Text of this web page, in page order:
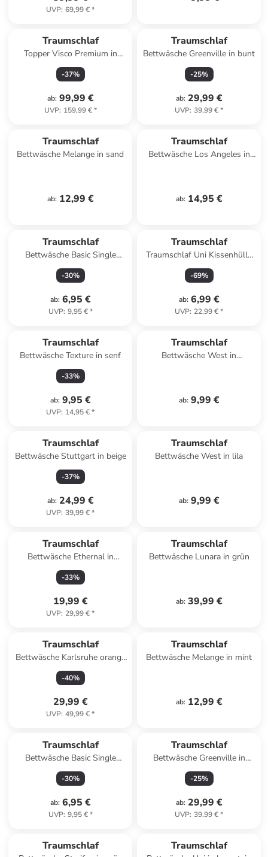
UVP: 69,99 €*
Traumschlaf
Topper Visco Premium in
weiss
-37%
ab: 99,99 €
UVP: 159,99 €*
Traumschlaf
Bettwäsche Greenville in bunt
-25%
ab: 29,99 €
UVP: 39,99 €*
Traumschlaf
Bettwäsche Melange in sand
ab: 12,99 €
Traumschlaf
Bettwäsche Los Angeles in
ab: 14,95 €
Traumschlaf
Bettwäsche Basic Single
Jersey Kissenbezug in hellblau
-30%
ab: 6,95 €
UVP: 9,95 €*
Traumschlaf
Traumschlaf Uni Kissenhülle
Monaco 2er Set in anthrazit
-69%
ab: 6,99 €
UVP: 22,99 €*
Traumschlaf
Bettwäsche Texture in senf
-33%
ab: 9,95 €
UVP: 14,95 €*
Traumschlaf
Bettwäsche West in
ab: 9,99 €
Traumschlaf
Bettwäsche Stuttgart in beige
-37%
ab: 24,99 €
UVP: 39,99 €*
Traumschlaf
Bettwäsche West in lila
ab: 9,99 €
Traumschlaf
Bettwäsche Ethernal in
pampas
-33%
19,99 €
UVP: 29,99 €*
Traumschlaf
Bettwäsche Lunara in grün
ab: 39,99 €
Traumschlaf
Bettwäsche Karlsruhe orange
in orange
-40%
29,99 €
UVP: 49,99 €*
Traumschlaf
Bettwäsche Melange in mint
ab: 12,99 €
Traumschlaf
Bettwäsche Basic Single
Jersey Kissenbezug in
apfelgrün
-30%
ab: 6,95 €
UVP: 9,95 €*
Traumschlaf
Bettwäsche Greenville in
beere
-25%
ab: 29,99 €
UVP: 39,99 €*
Traumschlaf Traumschlaf